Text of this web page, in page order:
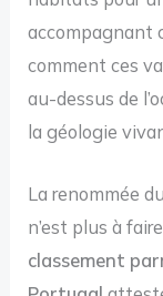
accompagnant
comment ces
au-dessus de
la géologie
La renommée
n’est plus à
classement